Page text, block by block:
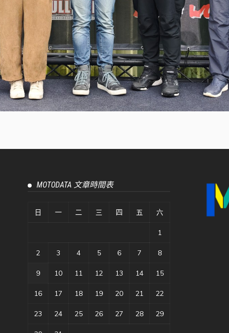
MOTODATA 文章時間表
日 一 二 三 四 五 六
1
2 3 4 5 6 7 8
9 10 11 12 13 14 15
16 17 18 19 20 21 22
23 24 25 26 27 28 29